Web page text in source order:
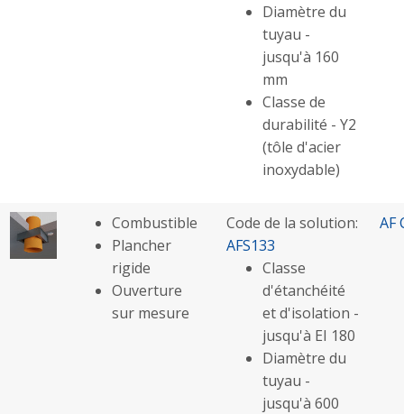
Diamètre du
tuyau -
jusqu'à 160
mm
Classe de
durabilité - Y2
(tôle d'acier
inoxydable)
Combustible
Plancher
rigide
Ouverture
sur mesure
Code de la solution:
AFS133
Classe
d'étanchéité
et d'isolation -
jusqu'à EI 180
Diamètre du
tuyau -
jusqu'à 600
AF